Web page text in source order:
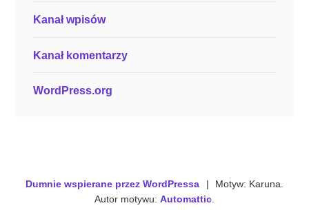
Kanał wpisów
Kanał komentarzy
WordPress.org
Dumnie wspierane przez WordPressa |
Motyw: Karuna.
Autor motywu: Automattic